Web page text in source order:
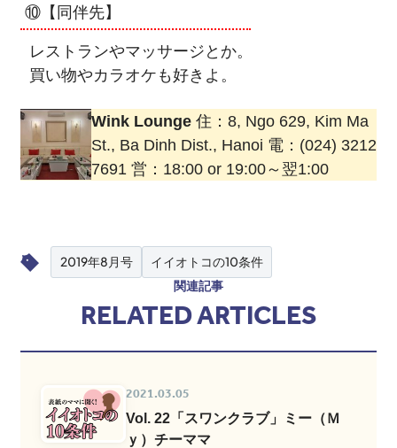
⑩【同伴先】
レストランやマッサージとか。
買い物やカラオケも好きよ。
Wink Lounge住：8, Ngo 629, Kim Ma
St., Ba Dinh Dist., Hanoi 電：(024) 3212
7691 営：18:00 or 19:00～翌1:00
2019年8月号 イイオトコの10条件
関連記事
RELATED ARTICLES
2021.03.05
Vol. 22「スワンクラブ」ミー（Ｍ
ｙ）チーママ